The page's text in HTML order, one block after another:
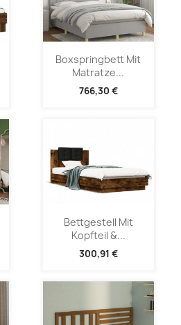
Boxspringbett Mit
Matratze...
766,30 €
Bettgestell Mit
Kopfteil &...
300,91 €